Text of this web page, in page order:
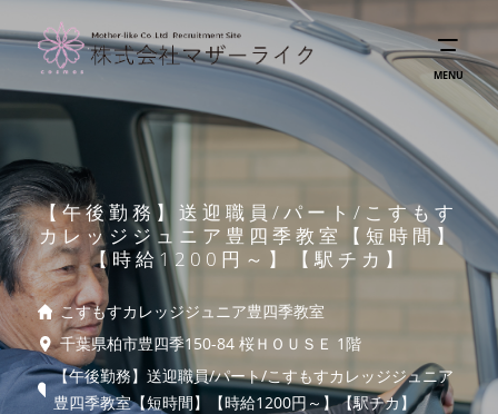
MENU
【午後勤務】送迎職員/パート/こすもす
カレッジジュニア豊四季教室【短時間】
【時給1200円～】【駅チカ】
こすもすカレッジジュニア豊四季教室
千葉県柏市豊四季150-84 桜ＨＯＵＳＥ 1階
【午後勤務】送迎職員/パート/こすもすカレッジジュニア
豊四季教室【短時間】【時給1200円～】【駅チカ】